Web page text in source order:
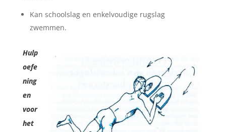
Kan schoolslag en enkelvoudige rugslag
zwemmen.
Hulp
oefe
ning
en
voor
het